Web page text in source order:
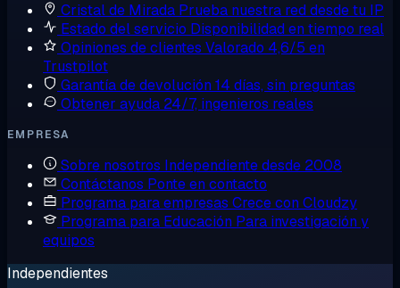
Cristal de Mirada Prueba nuestra red desde tu IP
Estado del servicio Disponibilidad en tiempo real
Opiniones de clientes Valorado 4,6/5 en
Trustpilot
Garantía de devolución 14 días, sin preguntas
Obtener ayuda 24/7, ingenieros reales
EMPRESA
Sobre nosotros Independiente desde 2008
Contáctanos Ponte en contacto
Programa para empresas Crece con Cloudzy
Programa para Educación Para investigación y
equipos
Independientes